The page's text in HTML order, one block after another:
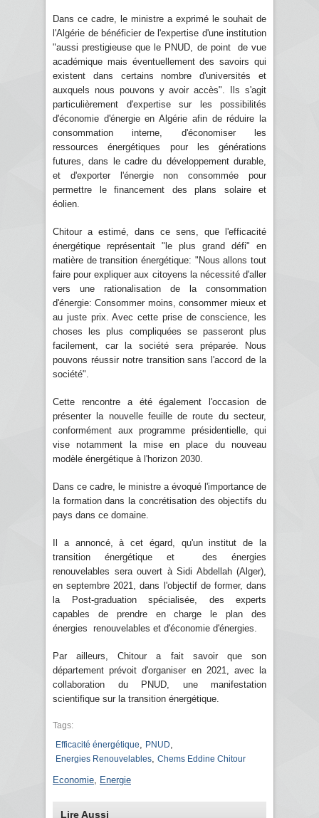
Dans ce cadre, le ministre a exprimé le souhait de
l'Algérie de bénéficier de l'expertise d'une institution
"aussi prestigieuse que le PNUD, de point de vue
académique mais éventuellement des savoirs qui
existent dans certains nombre d'universités et
auxquels nous pouvons y avoir accès". Ils s'agit
particulièrement d'expertise sur les possibilités
d'économie d'énergie en Algérie afin de réduire la
consommation interne, d'économiser les
ressources énergétiques pour les générations
futures, dans le cadre du développement durable,
et d'exporter l'énergie non consommée pour
permettre le financement des plans solaire et
éolien.
Chitour a estimé, dans ce sens, que l'efficacité
énergétique représentait "le plus grand défi" en
matière de transition énergétique: "Nous allons tout
faire pour expliquer aux citoyens la nécessité d'aller
vers une rationalisation de la consommation
d'énergie: Consommer moins, consommer mieux et
au juste prix. Avec cette prise de conscience, les
choses les plus compliquées se passeront plus
facilement, car la société sera préparée. Nous
pouvons réussir notre transition sans l'accord de la
société".
Cette rencontre a été également l'occasion de
présenter la nouvelle feuille de route du secteur,
conformément aux programme présidentielle, qui
vise notamment la mise en place du nouveau
modèle énergétique à l'horizon 2030.
Dans ce cadre, le ministre a évoqué l'importance de
la formation dans la concrétisation des objectifs du
pays dans ce domaine.
Il a annoncé, à cet égard, qu'un institut de la
transition énergétique et des énergies
renouvelables sera ouvert à Sidi Abdellah (Alger),
en septembre 2021, dans l'objectif de former, dans
la Post-graduation spécialisée, des experts
capables de prendre en charge le plan des
énergies renouvelables et d'économie d'énergies.
Par ailleurs, Chitour a fait savoir que son
département prévoit d'organiser en 2021, avec la
collaboration du PNUD, une manifestation
scientifique sur la transition énergétique.
Tags:
Efficacité énergétique
PNUD
Energies Renouvelables Chems Eddine Chitour
Economie Energie
Lire Aussi